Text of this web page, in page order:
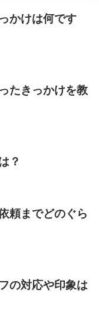
かけは何です
たきっかけを教
？
頼までどのぐら
の対応や印象は